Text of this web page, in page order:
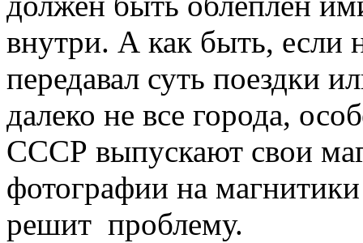
внутри. А как быть, если
передавал суть поездки
далеко не все города,
СССР выпускают свои
фотографии на
решит проблему.